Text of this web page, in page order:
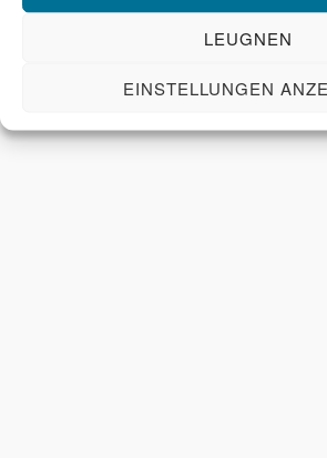
LEUGNEN
EINSTELLUNGEN